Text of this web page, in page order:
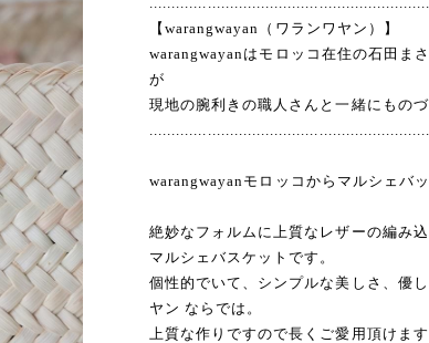
【warangwayan（ワランワヤン）】
warangwayanはモロッコ在住の石田ま
が
現地の腕利きの職人さんと一緒にもの
warangwayanモロッコからマルシェバ
絶妙なフォルムに上質なレザーの編み
マルシェバスケットです。
個性的でいて、シンプルな美しさ、優
ヤン ならでは。
上質な作りですので長くご愛用頂けます